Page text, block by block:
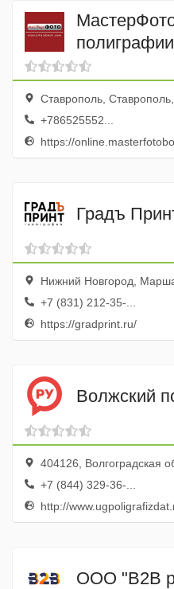
Ставрополь,
+786525552...
https://
Градъ
Нижний Новгород,
+7 (831) 212-35-...
https://gradprint.ru/
Волжский
404126, Волгоградская
+7 (844) 329-36-...
http://
ООО "B2B